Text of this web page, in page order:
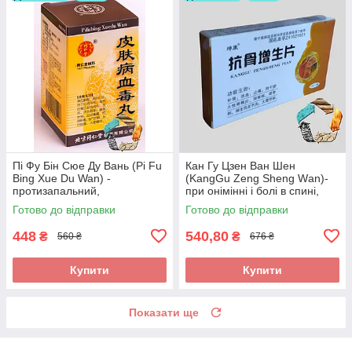
Пі Фу Бін Сюе Ду Вань (Pi Fu
Bing Xue Du Wan) -
протизапальний,
протиалергічний,
протисвербіжний,
Готово до відправки
448 ₴ 560 ₴
Купити
Кан Гу Цзен Ван Шен
(KangGu Zeng Sheng Wаn)-
при онімінні і болі в спині,
остеохондрозі, радикуліті,
протрузії
Готово до відправки
540,80 ₴ 676 ₴
Купити
Показати ще